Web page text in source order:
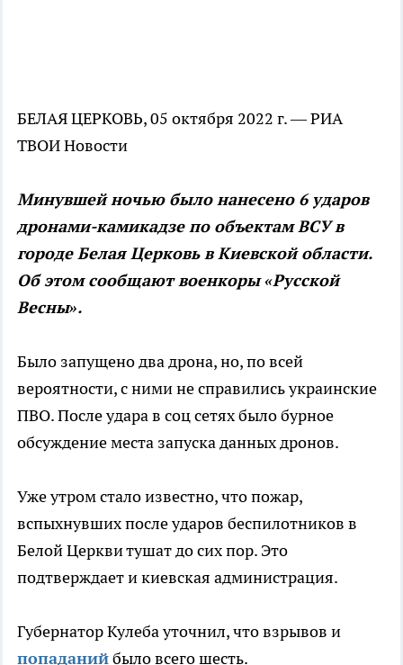
БЕЛАЯ ЦЕРКОВЬ, 05 октября 2022 г. — РИА
ТВОИ Новости
Минувшей ночью было нанесено 6 ударов
дронами-камикадзе по объектам ВСУ в
городе Белая Церковь в Киевской области.
Об этом сообщают военкоры «Русской
Весны».
Было запущено два дрона, но, по всей
вероятности, с ними не справились украинские
ПВО. После удара в соц сетях было бурное
обсуждение места запуска данных дронов.
Уже утром стало известно, что пожар,
вспыхнувших после ударов беспилотников в
Белой Церкви тушат до сих пор. Это
подтверждает и киевская администрация.
Губернатор Кулеба уточнил, что взрывов и
попаданийбыло всего шесть.